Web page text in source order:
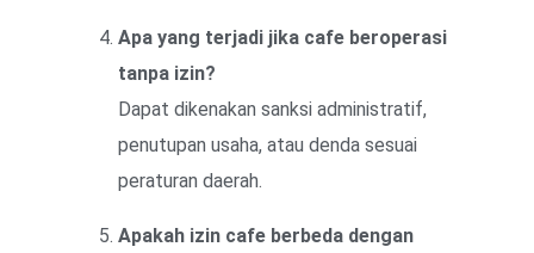
Apa yang terjadi jika cafe beroperasi
tanpa izin?
Dapat dikenakan sanksi administratif,
penutupan usaha, atau denda sesuai
peraturan daerah.
Apakah izin cafe berbeda dengan